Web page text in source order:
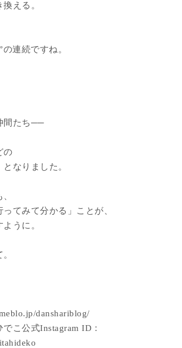
える。
連続ですね。
間たち──
の
となりました。
てみて分かる」ことが、
うに。
danshariblog/
こ公式Instagram ID：